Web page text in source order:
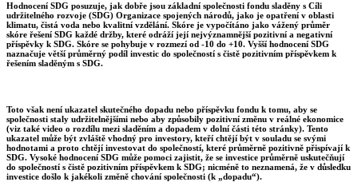
Hodnocení SDG posuzuje, jak dobře jsou základní společnosti fondu sladěny s Cíli
udržitelného rozvoje (SDG) Organizace spojených národů, jako je opatření v oblasti
klimatu, čistá voda nebo kvalitní vzdělání. Skóre je vypočítáno jako vážený průměr
skóre řešení SDG každé držby, které odráží její nejvýznamnější pozitivní a negativní
příspěvky k SDG. Skóre se pohybuje v rozmezí od -10 do +10. Vyšší hodnocení SDG
naznačuje větší průměrný podíl investic do společností s čistě pozitivním příspěvkem k
řešením sladěným s SDG.
Toto však není ukazatel skutečného dopadu nebo příspěvku fondu k tomu, aby se
společnosti staly udržitelnějšími nebo aby způsobily pozitivní změnu v reálné ekonomice
(viz také video o rozdílu mezi sladěním a dopadem v dolní části této stránky). Tento
ukazatel může být zvláště vhodný pro investory, kteří chtějí být v souladu se svými
hodnotami a proto chtějí investovat do společností, které průměrně pozitivně přispívají k
SDG. Vysoké hodnocení SDG může pomoci zajistit, že se investice průměrně uskutečňují
do společností s čistě pozitivním příspěvkem k SDG; nicméně to neznamená, že v důsledku
investice došlo k jakékoli změně chování společnosti (k „dopadu“).